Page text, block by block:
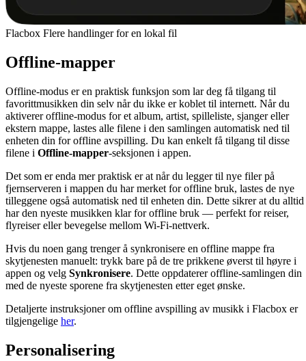
Flacbox Flere handlinger for en lokal fil
Offline-mapper
Offline-modus er en praktisk funksjon som lar deg få tilgang til
favorittmusikken din selv når du ikke er koblet til internett. Når du
aktiverer offline-modus for et album, artist, spilleliste, sjanger eller
ekstern mappe, lastes alle filene i den samlingen automatisk ned til
enheten din for offline avspilling. Du kan enkelt få tilgang til disse
filene i Offline-mapper-seksjonen i appen.
Det som er enda mer praktisk er at når du legger til nye filer på
fjernserveren i mappen du har merket for offline bruk, lastes de nye
tilleggene også automatisk ned til enheten din. Dette sikrer at du alltid
har den nyeste musikken klar for offline bruk — perfekt for reiser,
flyreiser eller bevegelse mellom Wi-Fi-nettverk.
Hvis du noen gang trenger å synkronisere en offline mappe fra
skytjenesten manuelt: trykk bare på de tre prikkene øverst til høyre i
appen og velg Synkronisere. Dette oppdaterer offline-samlingen din
med de nyeste sporene fra skytjenesten etter eget ønske.
Detaljerte instruksjoner om offline avspilling av musikk i Flacbox er
tilgjengelige her.
Personalisering